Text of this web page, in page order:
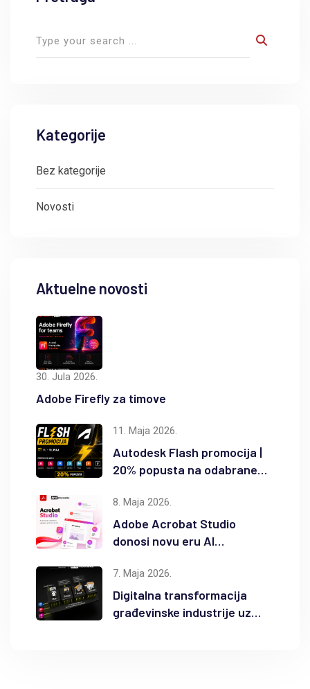
Kategorije
Bez kategorije
Novosti
Aktuelne novosti
30. Jula 2026.
Adobe Firefly za timove
11. Maja 2026.
Autodesk Flash promocija |
20% popusta na odabrane
8. Maja 2026.
Adobe Acrobat Studio
donosi novu eru AI
7. Maja 2026.
Digitalna transformacija
građevinske industrije uz